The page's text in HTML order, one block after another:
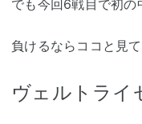
でも今回6戦目で初
負けるならココと見て
ヴェルトライ